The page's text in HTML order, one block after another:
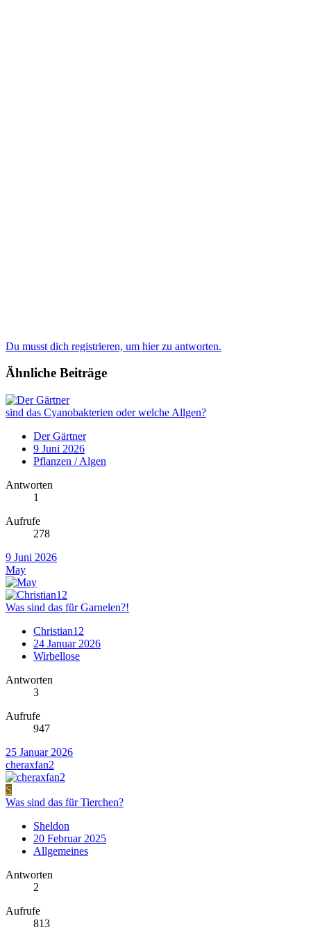
Du musst dich registrieren, um hier zu antworten.
Ähnliche Beiträge
sind das Cyanobakterien oder welche Allgen?
Der Gärtner
9 Juni 2026
Pflanzen / Algen
Antworten
1
Aufrufe
278
9 Juni 2026
May
Was sind das für Garnelen?!
Christian12
24 Januar 2026
Wirbellose
Antworten
3
Aufrufe
947
25 Januar 2026
cheraxfan2
S
Was sind das für Tierchen?
Sheldon
20 Februar 2025
Allgemeines
Antworten
2
Aufrufe
813